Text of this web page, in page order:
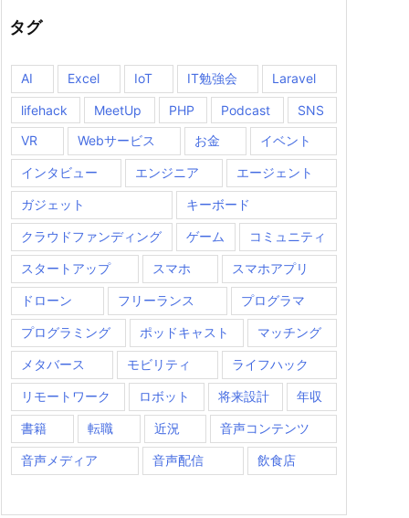
タグ
AI Excel IoT IT勉強会 Laravel
lifehack MeetUp PHP Podcast
SNS
VR
Webサービス お金 イベント
インタビュー エンジニア エージェント
ガジェット キーボード
クラウドファンディング ゲーム コミュニティ
スタートアップ スマホ スマホアプリ
ドローン フリーランス プログラマ
プログラミング ポッドキャスト マッチング
メタバース モビリティ ライフハック
リモートワーク ロボット 将来設計 年収
書籍 転職 近況 音声コンテンツ
音声メディア 音声配信 飲食店